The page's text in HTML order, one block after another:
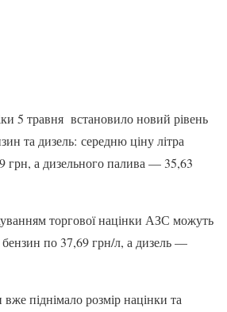
5 травня встановило новий рівень
та дизель: середню ціну літра
грн, а дизельного палива — 35,63
торгової націнки АЗС можуть
по 37,69 грн/л, а дизель —
піднімало розмір націнки та